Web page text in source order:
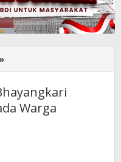
»
Situbondo
Bhayangkari
Salurkan
Warga